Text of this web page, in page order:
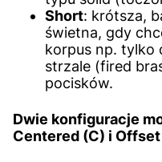
Short: krótsza,
świetna, gdy
korpus np. tylko
strzale (fired
pocisków.
Dwie konfiguracje
Centered (C) i Offset